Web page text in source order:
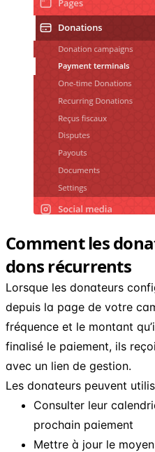
Comment les
dons récurrents
Lorsque les donateurs
depuis la page de votre
fréquence et le montant
finalisé le paiement, ils
avec un lien de gestion.
Les donateurs peuvent
Consulter leur
prochain paiement
Mettre à jour le